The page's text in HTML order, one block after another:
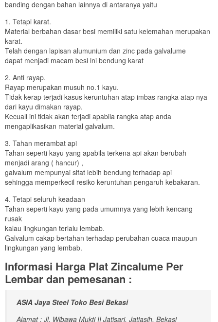
banding dengan bahan lainnya di antaranya yaitu
1. Tetapi karat.
Material berbahan dasar besi memiliki satu kelemahan merupakan
karat.
Telah dengan lapisan alumunium dan zinc pada galvalume
dapat menjadi macam besi ini bendung karat
2. Anti rayap.
Rayap merupakan musuh no.1 kayu.
Tidak kerap terjadi kasus keruntuhan atap imbas rangka atap nya
dari kayu dimakan rayap.
Kecuali ini tidak akan terjadi apabila rangka atap anda
mengaplikasikan material galvalum.
3. Tahan merambat api
Tahan seperti kayu yang apabila terkena api akan berubah
menjadi arang ( hancur) ,
galvalum mempunyai sifat lebih bendung terhadap api
sehingga memperkecil resiko keruntuhan pengaruh kebakaran.
4. Tetapi seluruh keadaan
Tahan seperti kayu yang pada umumnya yang lebih kencang
rusak
kalau lingkungan terlalu lembab.
Galvalum cakap bertahan terhadap perubahan cuaca maupun
lingkungan yang lembab.
Informasi Harga Plat Zincalume Per
Lembar dan pemesanan :
ASIA Jaya Steel Toko Besi Bekasi
Alamat : Jl. Wibawa Mukti II Jatisari, Jatiasih, Bekasi